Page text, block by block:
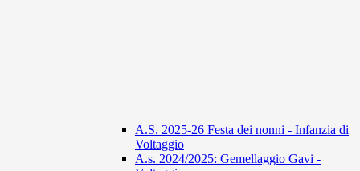
A.S. 2025-26 Festa dei nonni - Infanzia di
Voltaggio
A.s. 2024/2025: Gemellaggio Gavi -